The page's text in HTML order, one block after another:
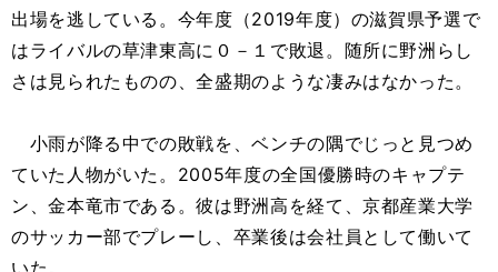
出場を逃している。今年度（2019年度）の滋賀県予選で
はライバルの草津東高に０－１で敗退。随所に野洲らし
さは見られたものの、全盛期のような凄みはなかった。
小雨が降る中での敗戦を、ベンチの隅でじっと見つめ
ていた人物がいた。2005年度の全国優勝時のキャプテ
ン、金本竜市である。彼は野洲高を経て、京都産業大学
のサッカー部でプレーし、卒業後は会社員として働いて
いた。